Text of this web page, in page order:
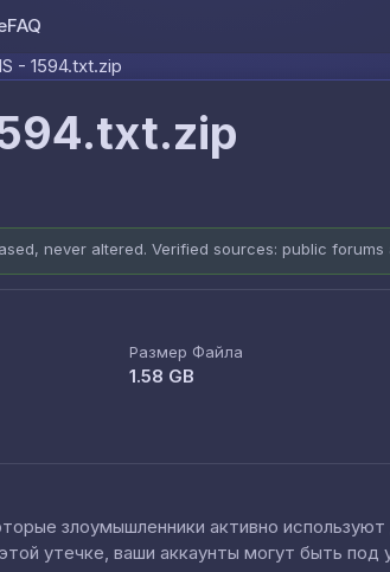
FAQ
- 1594.txt.zip
never altered. Verified sources: public forums
Размер Файла
1.58 GB
злоумышленники активно
утечке, ваши аккаунты могут быть под